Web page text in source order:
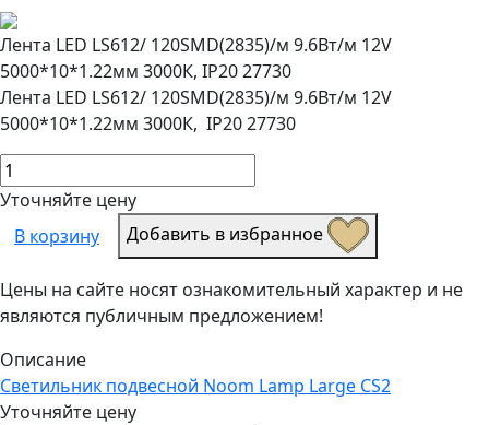
Лента LED LS612/ 120SMD(2835)/м 9.6Вт/м 12V
5000*10*1.22мм 3000К, IP20 27730
Лента LED LS612/ 120SMD(2835)/м 9.6Вт/м 12V
5000*10*1.22мм 3000К, IP20 27730
Уточняйте цену
В корзину
Добавить в избранное
Цены на сайте носят ознакомительный характер и не
являются публичным предложением!
Описание
Светильник подвесной Noom Lamp Large CS2
Уточняйте цену